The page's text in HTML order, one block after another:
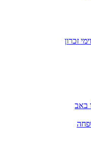
זכרון
באב